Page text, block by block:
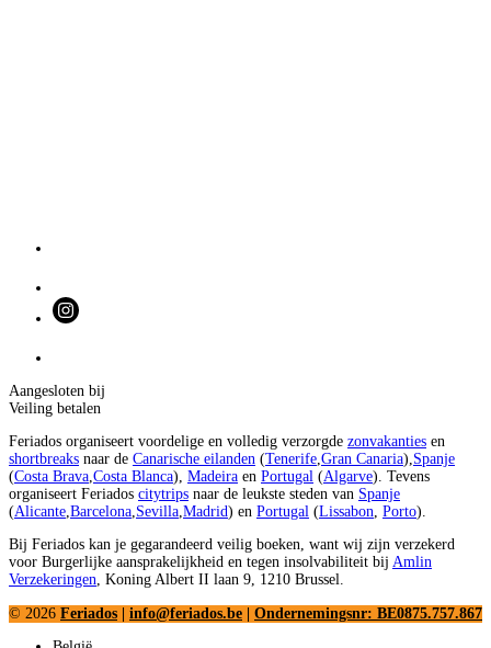
Aangesloten bij
Veiling betalen
Feriados organiseert voordelige en volledig verzorgde zonvakanties en
shortbreaks naar de Canarische eilanden (Tenerife Gran Canaria), Spanje
(Costa Brava Costa Blanca), Madeira en Portugal (Algarve). Tevens
organiseert Feriados citytrips naar de leukste steden van Spanje
(Alicante Barcelona Sevilla Madrid) en Portugal (Lissabon Porto).
Bij Feriados kan je gegarandeerd veilig boeken, want wij zijn verzekerd
voor Burgerlijke aansprakelijkheid en tegen insolvabiliteit bij Amlin
Verzekeringen , Koning Albert II laan 9, 1210 Brussel.
© 2026 Feriados | info@feriados.be | Ondernemingsnr: BE0875.757.867